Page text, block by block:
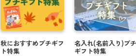
秋におすすめプチギフ
ト特集
名入れ(名前入り)プチ
ギフト特集